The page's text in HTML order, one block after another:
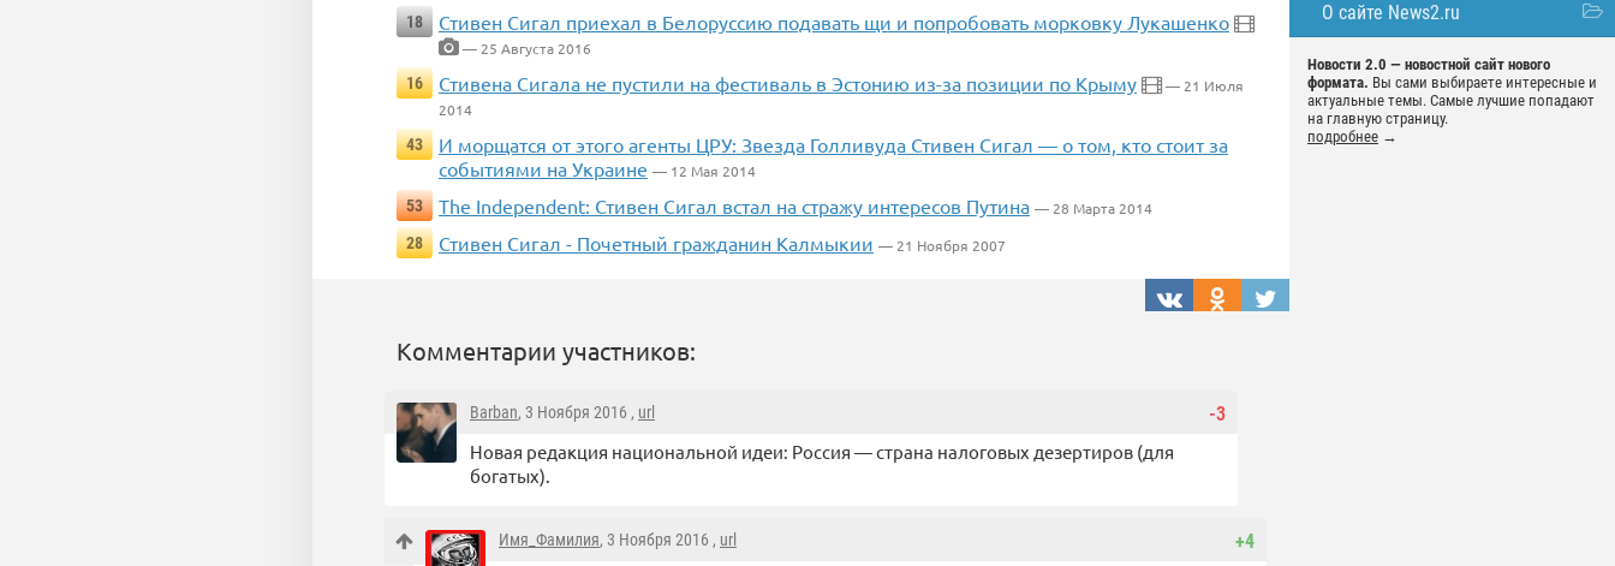
О сайте News2.ru
Новости 2.0 — новостной сайт нового
формата. Вы сами выбираете интересные и
актуальные темы. Самые лучшие попадают
на главную страницу.
подробнее →
18
Стивен Сигал приехал в Белоруссию подавать щи и попробовать морковку Лукашенко
— 25 Августа 2016
16
Стивена Сигала не пустили на фестиваль в Эстонию из-за позиции по Крыму
— 21 Июля
2014
43
И морщатся от этого агенты ЦРУ: Звезда Голливуда Стивен Сигал — о том, кто стоит за
событиями на Украине — 12 Мая 2014
53
The Independent: Стивен Сигал встал на стражу интересов Путина — 28 Марта 2014
28
Стивен Сигал - Почетный гражданин Калмыкии — 21 Ноября 2007
Комментарии участников:
-3
Barban, 3 Ноября 2016 , url
Новая редакция национальной идеи: Россия — страна налоговых дезертиров (для
богатых).
+4
Имя_Фамилия, 3 Ноября 2016 , url